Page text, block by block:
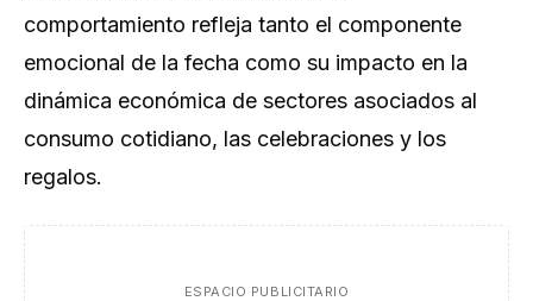
comportamiento refleja tanto el componente
emocional de la fecha como su impacto en la
dinámica económica de sectores asociados al
consumo cotidiano, las celebraciones y los
regalos.
ESPACIO PUBLICITARIO